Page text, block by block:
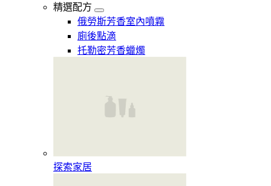
精選配方
俄勞斯芳香室內噴霧
廁後點滴
托勒密芳香蠟燭
探索家居